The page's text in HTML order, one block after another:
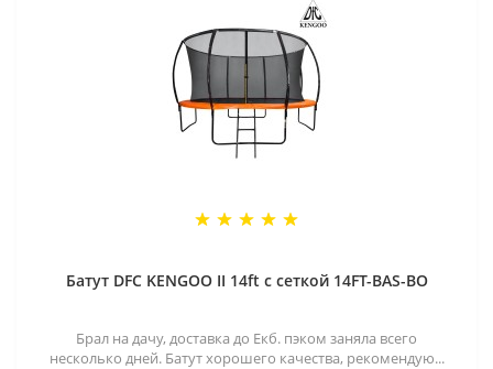
Батут DFC KENGOO II 14ft с сеткой 14FT-BAS-BO
Брал на дачу, доставка до Екб. пэком заняла всего
несколько дней. Батут хорошего качества, рекомендую...